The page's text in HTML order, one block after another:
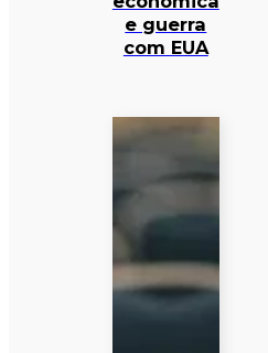
e guerra
com EUA